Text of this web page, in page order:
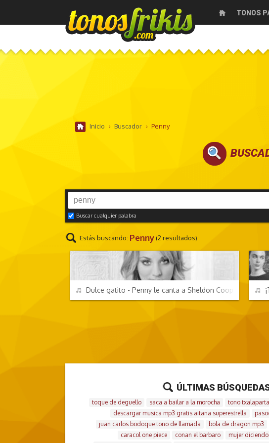
TONOS
Inicio › Buscador › Penny
Buscar cualquier palabra
Estás buscando: Penny(2 resultados)
TV Y CINE
REPRODUCIR
Dulce gatito - Penny le canta a Sheldon Cooper
ÚLTIMAS
toque de deguello saca a bailar a la morocha tono
descargar musica mp3 gratis aitana superestrella
juan carlos bodoque tono de llamada
bola de dragon mp3
caracol one piece
conan el barbaro mujer